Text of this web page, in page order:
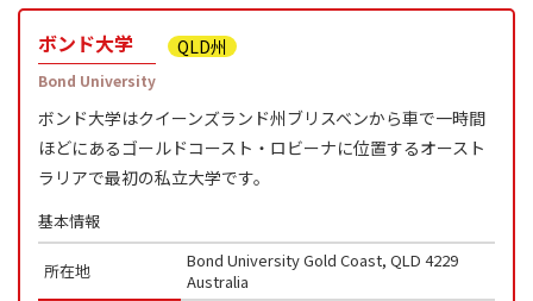
ボンド大学
Bond University
QLD州
ボンド大学はクイーンズランド州ブリスベンから車で一時間
ほどにあるゴールドコースト・ロビーナに位置するオースト
ラリアで最初の私立大学です。
基本情報
所在地
Bond University Gold Coast, QLD 4229
Australia